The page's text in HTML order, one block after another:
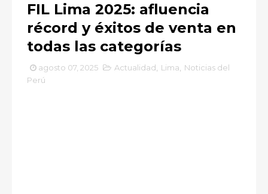
FIL Lima 2025: afluencia
récord y éxitos de venta en
todas las categorías
agosto 07, 2025 Actualidad Lima
Noticias del
Perú